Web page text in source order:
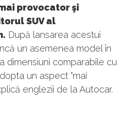
provocator şi
SUV al
După lansarea acestui
un asemenea model în
dimensiuni comparabile cu
un aspect "mai
englezii de la Autocar.